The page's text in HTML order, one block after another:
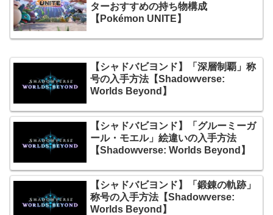
ターおすすめの持ち物構成
【Pokémon UNITE】
【シャドバビヨンド】「深層制覇」称
号の入手方法【Shadowverse:
Worlds Beyond】
【シャドバビヨンド】「グルーミーガ
ール・モエル」絵違いの入手方法
【Shadowverse: Worlds Beyond】
【シャドバビヨンド】「鍛錬の軌跡」
称号の入手方法【Shadowverse:
Worlds Beyond】